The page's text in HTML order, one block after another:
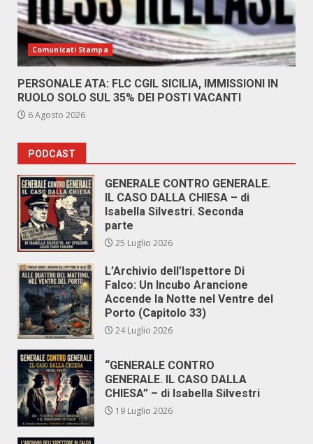
Comunicati Stampa
PERSONALE ATA: FLC CGIL SICILIA, IMMISSIONI IN
RUOLO SOLO SUL 35% DEI POSTI VACANTI
6 Agosto 2026
PODCAST
GENERALE CONTRO GENERALE.
IL CASO DALLA CHIESA – di
Isabella Silvestri. Seconda
parte
25 Luglio 2026
L’Archivio dell’Ispettore Di
Falco: Un Incubo Arancione
Accende la Notte nel Ventre del
Porto (Capitolo 33)
24 Luglio 2026
“GENERALE CONTRO
GENERALE. IL CASO DALLA
CHIESA” – di Isabella Silvestri
19 Luglio 2026